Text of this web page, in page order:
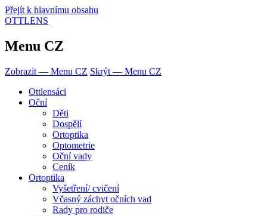
Přejít k hlavnímu obsahu
OTTLENS
Menu CZ
Zobrazit — Menu CZ Skrýt — Menu CZ
Ottlensáci
Oční
Děti
Dospělí
Ortoptika
Optometrie
Oční vady
Ceník
Ortoptika
Vyšetření/ cvičení
Včasný záchyt očních vad
Rady pro rodiče